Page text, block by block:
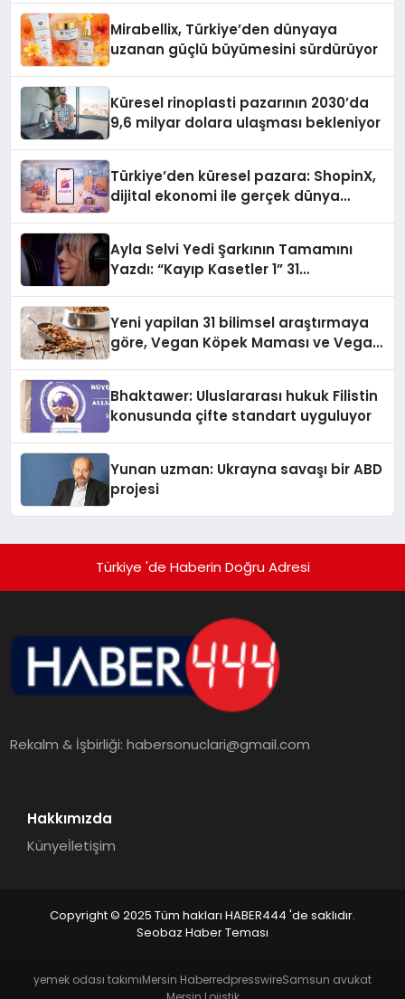
Mirabellix, Türkiye’den dünyaya
uzanan güçlü büyümesini sürdürüyor
Küresel rinoplasti pazarının 2030’da
9,6 milyar dolara ulaşması bekleniyor
Türkiye’den küresel pazara: ShopinX,
dijital ekonomi ile gerçek dünya
Ayla Selvi Yedi Şarkının Tamamını
Yazdı: “Kayıp Kasetler 1” 31
Yeni yapilan 31 bilimsel araştırmaya
göre, Vegan Köpek Maması ve Vegan
Bhaktawer: Uluslararası hukuk Filistin
konusunda çifte standart uyguluyor
Yunan uzman: Ukrayna savaşı bir ABD
projesi
Türkiye 'de Haberin Doğru Adresi
Rekalm & İşbirliği:habersonuclari@gmail.com
Hakkımızda
Künyeİletişim
Copyright © 2025 Tüm hakları HABER444 'de saklıdır.
Seobaz Haber Teması
yemek odası takımıMersin HaberredpresswireSamsun avukat